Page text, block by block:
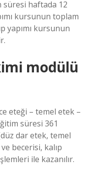
süresi haftada 12
kursunun toplam
yapımı kursunun
modülü
eteği – temel etek –
süresi 361
dar etek, temel
becerisi, kalıp
ile kazanılır.